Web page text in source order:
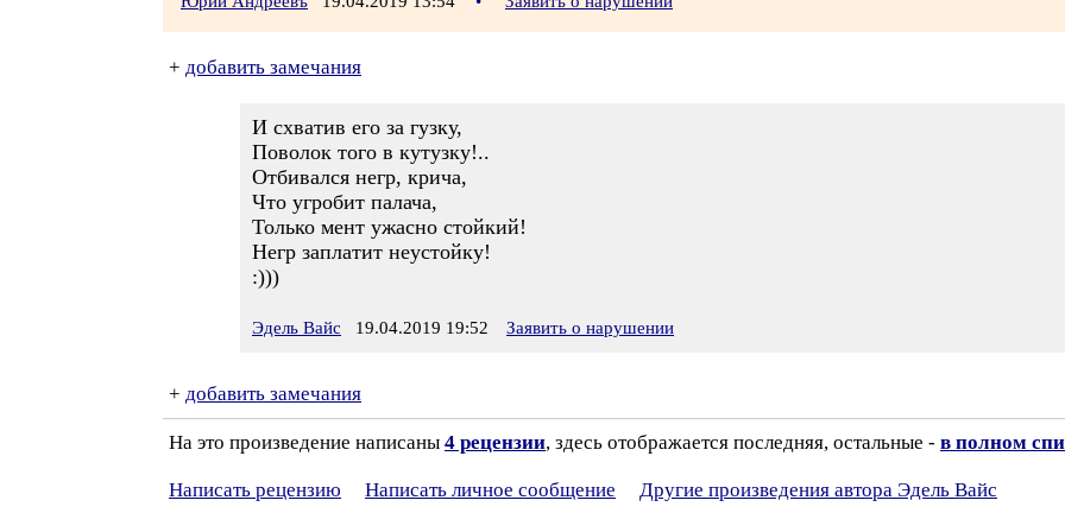
+ добавить замечания
И схватив его за гузку,
Поволок того в кутузку!..
Отбивался негр, крича,
Что угробит палача,
Только мент ужасно стойкий!
Негр заплатит неустойку!
:)))
Эдель Вайс 19.04.2019 19:52 Заявить о нарушении
+ добавить замечания
На это произведение написаны 4 рецензии, здесь отображается последняя, остальные - в полном
Написать рецензию Написать личное сообщение Другие произведения автора Эдель Вайс